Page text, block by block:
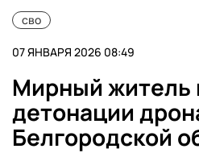
сво
07 ЯНВАРЯ 2026 08:49
Мирный житель
детонации
Белгородской